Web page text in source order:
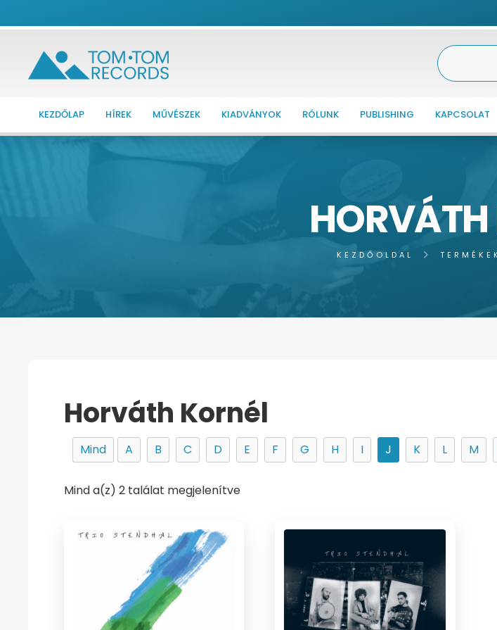
KEZDŐLAP HÍREK MŰVÉSZEK KIADVÁNYOK RÓLUNK PUBLISHING KAPCSOLAT
HORVÁTH
KEZDŐOLDAL TERMÉKEK
Horváth Kornél
Mind A B C D E F G H I J K L M
Mind a(z) 2 találat megjelenítve